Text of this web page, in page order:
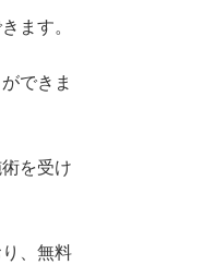
ます。
できま
を受け
、無料